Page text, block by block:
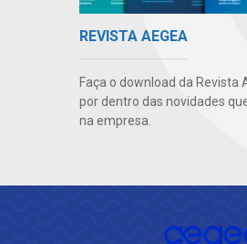
REVISTA AEGEA
Faça o download da Revista
por dentro das novidades
na empresa.